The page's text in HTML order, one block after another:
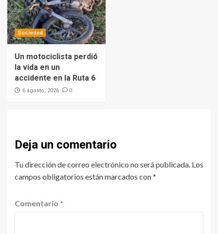
Sociedad
Un motociclista perdió
la vida en un
accidente en la Ruta 6
6 agosto, 2026 0
Deja un comentario
Tu dirección de correo electrónico no será publicada. Los
campos obligatorios están marcados con*
Comentario *